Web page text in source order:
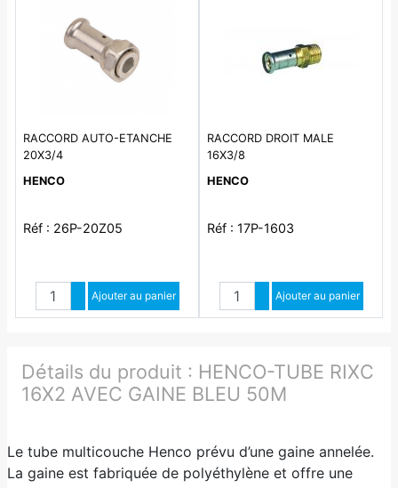
RACCORD AUTO-ETANCHE
20X3/4
HENCO
Réf : 26P-20Z05
Quantité
Augmenter quantité
Diminuer quantité
Ajouter au panier
RACCORD DROIT MALE
16X3/8
HENCO
Réf : 17P-1603
Quantité
Augmenter quantité
Diminuer quantité
Ajouter au panier
Détails du produit : HENCO-TUBE RIXC
16X2 AVEC GAINE BLEU 50M
Le tube multicouche Henco prévu d’une gaine annelée.
La gaine est fabriquée de polyéthylène et offre une